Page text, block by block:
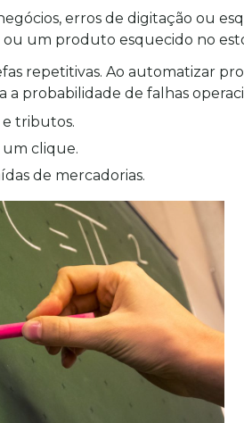
erros de digitação ou
ou um produto esquecido no
repetitivas. Ao automatizar
probabilidade de falhas
tributos.
um clique.
de mercadorias.